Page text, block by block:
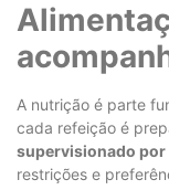
A nutrição é parte
cada refeição é
supervisionado
restrições e